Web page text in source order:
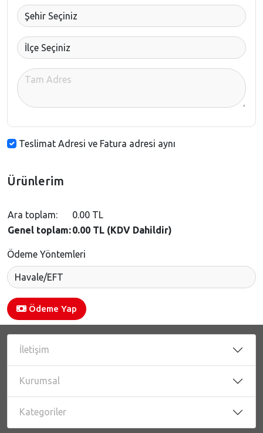
Teslimat Adresi ve Fatura adresi aynı
Ürünlerim
Ara toplam:
0.00 TL
Genel toplam:0.00 TL (KDV Dahildir)
Ödeme Yöntemleri
Ödeme Yap
İletişim
Kurumsal
Kategoriler